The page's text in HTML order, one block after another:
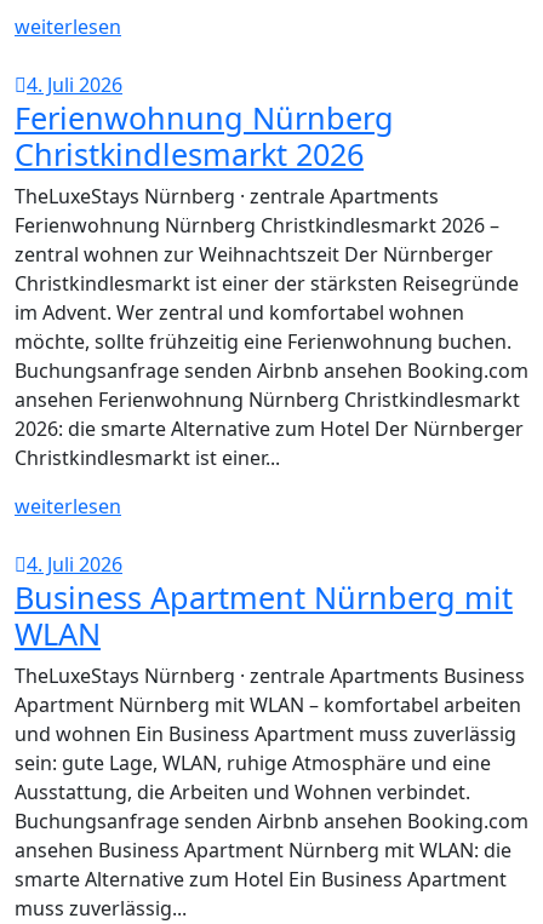
weiterlesen
4. Juli 2026
Ferienwohnung Nürnberg
Christkindlesmarkt 2026
TheLuxeStays Nürnberg · zentrale Apartments
Ferienwohnung Nürnberg Christkindlesmarkt 2026 –
zentral wohnen zur Weihnachtszeit Der Nürnberger
Christkindlesmarkt ist einer der stärksten Reisegründe
im Advent. Wer zentral und komfortabel wohnen
möchte, sollte frühzeitig eine Ferienwohnung buchen.
Buchungsanfrage senden Airbnb ansehen Booking.com
ansehen Ferienwohnung Nürnberg Christkindlesmarkt
2026: die smarte Alternative zum Hotel Der Nürnberger
Christkindlesmarkt ist einer...
weiterlesen
4. Juli 2026
Business Apartment Nürnberg mit
WLAN
TheLuxeStays Nürnberg · zentrale Apartments Business
Apartment Nürnberg mit WLAN – komfortabel arbeiten
und wohnen Ein Business Apartment muss zuverlässig
sein: gute Lage, WLAN, ruhige Atmosphäre und eine
Ausstattung, die Arbeiten und Wohnen verbindet.
Buchungsanfrage senden Airbnb ansehen Booking.com
ansehen Business Apartment Nürnberg mit WLAN: die
smarte Alternative zum Hotel Ein Business Apartment
muss zuverlässig...